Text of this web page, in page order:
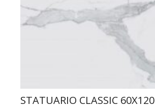
STATUARIO CLASSIC 60X120